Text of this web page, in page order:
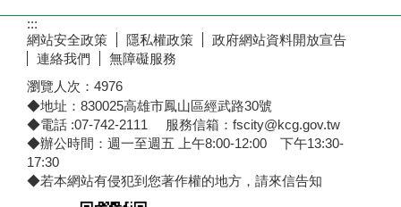
:::
網站安全政策
隱私權政策
政府網站資料開放宣告
連絡我們
無障礙服務
瀏覽人次： 4976
◆地址：830025高雄市鳳山區經武路30號
◆電話 :07-742-2111 服務信箱：fscity@kcg.gov.tw
◆辦公時間：週一至週五 上午8:00-12:00 下午13:30-
17:30
◆若本網站有侵犯到您著作權的地方，請來信告知